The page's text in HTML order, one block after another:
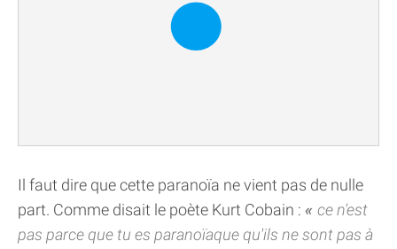
Il faut dire que cette paranoïa ne vient pas de nulle
part. Comme disait le poète Kurt Cobain :
ce n'est
pas parce que tu es paranoïaque qu'ils ne sont pas à